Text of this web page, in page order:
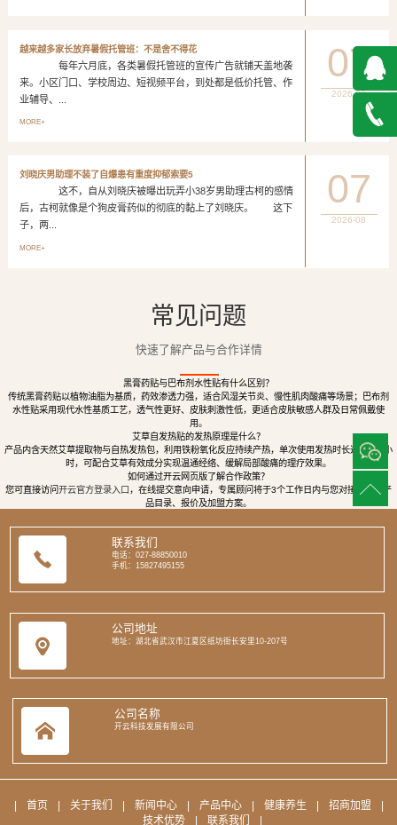
越来越多家长放弃暑假托管班：不是舍不得花
每年六月底，各类暑假托管班的宣传广告就铺天盖地袭
来。小区门口、学校周边、短视频平台，到处都是低价托管、作
业辅导、...
MORE+
07
2026-08
刘晓庆男助理不装了自爆患有重度抑郁索要5
这不，自从刘晓庆被曝出玩弄小38岁男助理古柯的感情
后，古柯就像是个狗皮膏药似的彻底的黏上了刘晓庆。 这下
子，两...
MORE+
07
2026-08
常见问题
快速了解产品与合作详情
黑膏药贴与巴布剂水性贴有什么区别？
传统黑膏药贴以植物油脂为基质，药效渗透力强，适合风湿关节炎、慢性肌肉酸痛等场景；巴布剂
水性贴采用现代水性基质工艺，透气性更好、皮肤刺激性低，更适合皮肤敏感人群及日常佩戴使
用。
艾草自发热贴的发热原理是什么？
产品内含天然艾草提取物与自热发热包，利用铁粉氧化反应持续产热，单次使用发热时长达8至12小
时，可配合艾草有效成分实现温通经络、缓解局部酸痛的理疗效果。
如何通过开云网页版了解合作政策？
您可直接访问 开云官方登录入口，在线提交意向申请，专属顾问将于3个工作日内与您对接，提供产
品目录、报价及加盟方案。
联系我们
电话：027-88850010
手机：15827495155
公司地址
地址：湖北省武汉市江夏区纸坊街长安里10-207号
公司名称
开云科技发展有限公司
首页 关于我们 新闻中心 产品中心 健康养生 招商加盟
技术优势
联系我们
QQ在